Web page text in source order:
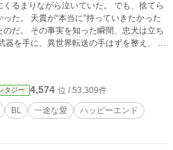
くるまりながら泣いていた。 でも、捨てら
た。 天貴が“本当に”持っていきたかった
間、忠犬は立ち
器を手に、異世界転送の手はずを整え、 天
き合い、何に苦しんでいるのかを知った
られた大好きな先輩を追って、 “忠犬男
追いかける、少しおかしくてちょっと泣け
タジー 4,574 位 / 53,309件
BL 一途な愛
ハッピーエンド